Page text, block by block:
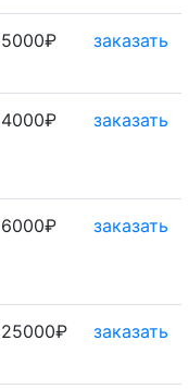
5000₽ заказать
4000₽ заказать
6000₽ заказать
25000₽ заказать